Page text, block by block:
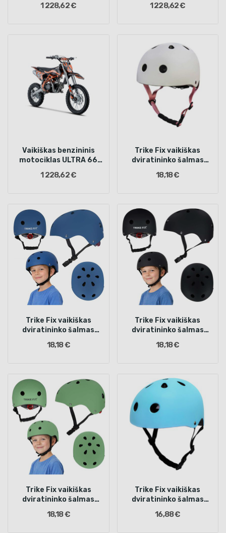
1 228,62 € 1 228,62 €
Vaikiškas benzininis
motociklas ULTRA 66
1 228,62 €
Trike Fix vaikiškas
dviratininko šalmas
54cm baltas
18,18 €
Trike Fix vaikiškas
dviratininko šalmas
54cm tamsiai mėlynas
18,18 €
Trike Fix vaikiškas
dviratininko šalmas
54cm juodas
18,18 €
Trike Fix vaikiškas
dviratininko šalmas
54cm tamsiai žalias
18,18 €
Trike Fix vaikiškas
dviratininko šalmas
58cm mėlynas
16,88 €